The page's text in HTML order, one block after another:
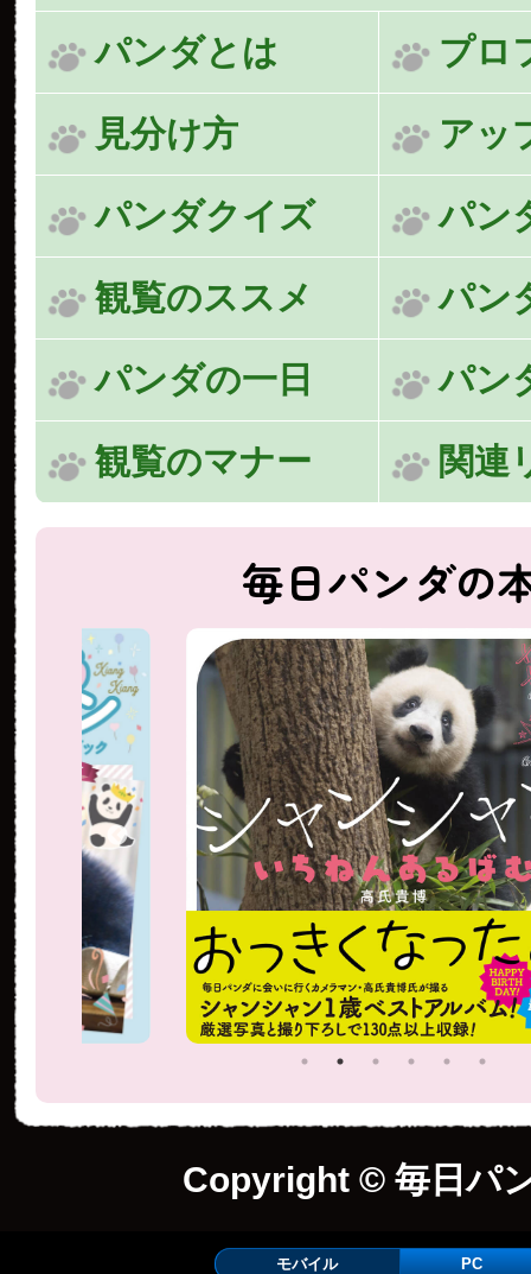
パンダとは プロ
見分け方 アッ
パンダクイズ パン
観覧のススメ パン
パンダの一日 パン
観覧のマナー 関連
毎日パンダの
Copyright © 毎日パ
モバイル PC